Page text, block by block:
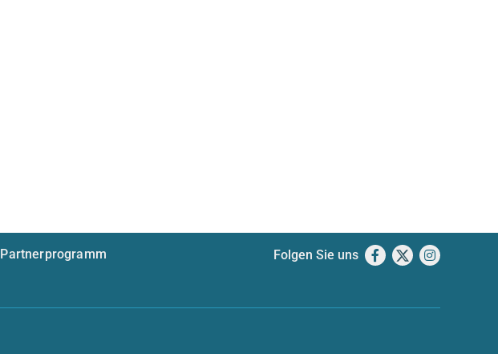
Partnerprogramm
Folgen Sie uns Facebook
X Instagram